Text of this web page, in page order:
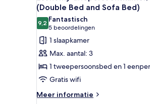
foto's
voor
Economy
driepersoonskamer,
gedeelde
badkamer
(Double
Bed
and
(Double Bed and Sofa Bed)
9,29,2 van 10
Fantastisch
5 beoordelingen
(5
beoordelingen)
1 slaapkamer
Max. aantal: 3
1 tweepersoonsbed en 1
Gratis wifi
Meer informatie
Meer